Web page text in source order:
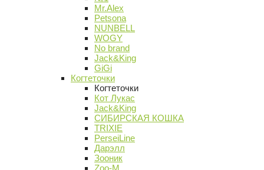
Mr.Alex
Petsona
NUNBELL
WOGY
No brand
Jack&King
GiGi
Когтеточки
Когтеточки
Кот Лукас
Jack&King
СИБИРСКАЯ КОШКА
TRIXIE
PerseiLine
Дарэлл
Зооник
Zoo-M